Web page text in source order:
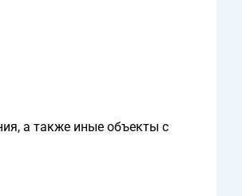
а также иные объекты с